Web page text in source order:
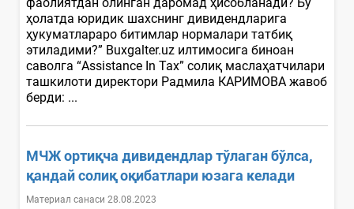
ҳолатда юридик шахснинг дивидендларига
ҳукуматлараро битимлар нормалари татбиқ
этиладими?” Buxgalter.uz илтимосига биноан
саволга “Assistance In Tax” солиқ маслаҳатчилари
ташкилоти директори Радмила КАРИМОВА жавоб
берди: ...
МЧЖ ортиқча дивидендлар тўлаган бўлса,
қандай солиқ оқибатлари юзага келади
Материал санаси 28.08.2023